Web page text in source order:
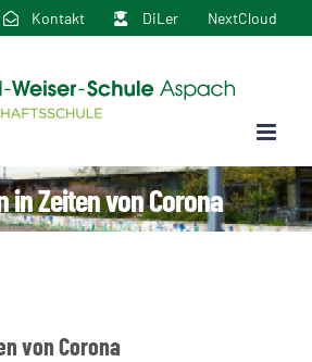
Kontakt DiLer NextCloud
in Zeiten von Corona
von Corona